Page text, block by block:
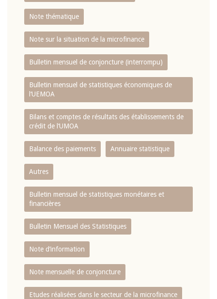
Note thématique
Note sur la situation de la microfinance
Bulletin mensuel de conjoncture (interrompu)
Bulletin mensuel de statistiques économiques de
l‘UEMOA
Bilans et comptes de résultats des établissements de
crédit de l‘UMOA
Balance des paiements Annuaire statistique
Autres
Bulletin mensuel de statistiques monétaires et
financières
Bulletin Mensuel des Statistiques
Note d’information
Note mensuelle de conjoncture
Etudes réalisées dans le secteur de la microfinance